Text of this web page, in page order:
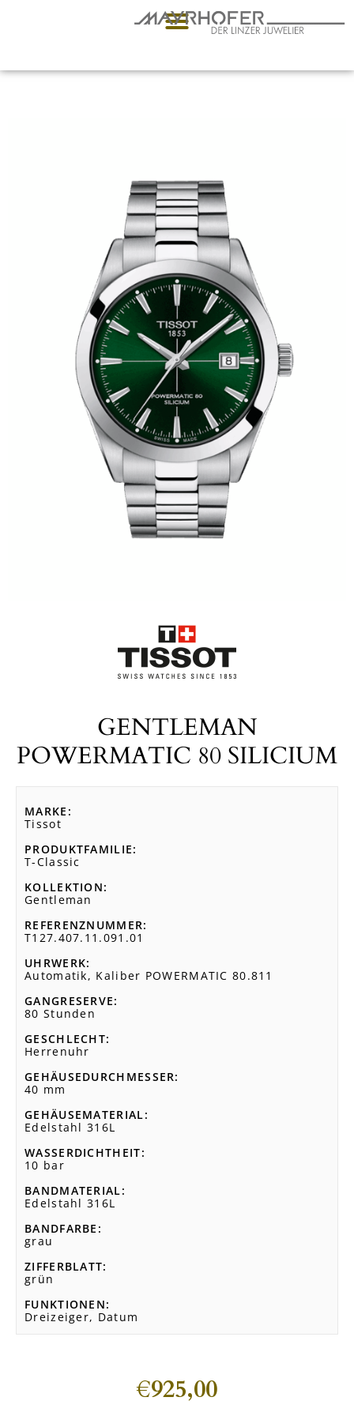
GENTLEMAN
POWERMATIC 80 SILICIUM
MARKE
Tissot
PRODUKTFAMILIE
T-Classic
KOLLEKTION
Gentleman
REFERENZNUMMER
T127.407.11.091.01
UHRWERK
Automatik, Kaliber POWERMATIC 80.811
GANGRESERVE
80 Stunden
GESCHLECHT
Herrenuhr
GEHÄUSEDURCHMESSER
40 mm
GEHÄUSEMATERIAL
Edelstahl 316L
WASSERDICHTHEIT
10 bar
BANDMATERIAL
Edelstahl 316L
BANDFARBE
grau
ZIFFERBLATT
grün
FUNKTIONEN
Dreizeiger, Datum
€925,00